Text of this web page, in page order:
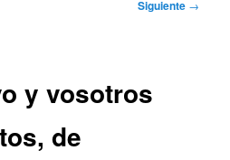
Siguiente →
y vosotros
de